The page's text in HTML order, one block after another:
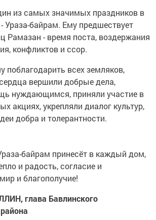
из самых значимых праздников в
Ураза-байрам. Ему предшествует
Рамазан - время поста, воздержания
конфликтов и ссор.
поблагодарить всех земляков,
вершили добрые дела,
нуждающимся, приняли участие в
акциях, укрепляли диалог культур,
добра и толерантности.
байрам принесёт в каждый дом,
и радость, согласие и
и благополучие!
глава Бавлинского